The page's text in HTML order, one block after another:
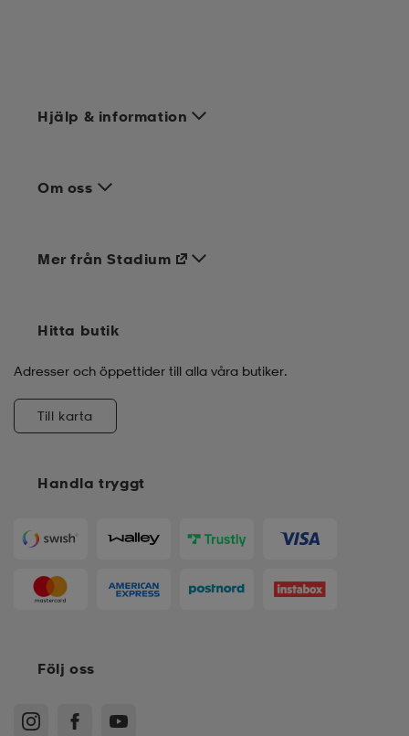
Hjälp & information
Om oss
Handla tryggt
Mer från Stadium
Hitta butik
Adresser och öppettider till alla våra butiker.
Till karta
Följ oss